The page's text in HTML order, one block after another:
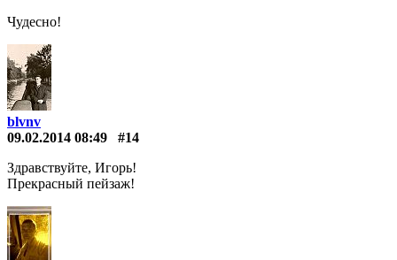
Чудесно!
blvnv
09.02.2014 08:49
#14
Здравствуйте, Игорь!
Прекрасный пейзаж!